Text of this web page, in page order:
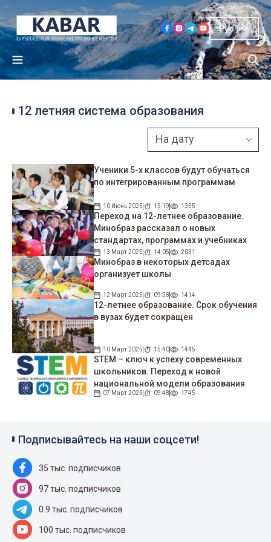
Рус
12 летняя система образования
Ученики 5-х классов будут обучаться
по интегрированным программам
10 Июнь 2025 15:19 1355
Переход на 12-летнее образование.
Минобраз рассказал о новых
стандартах, программах и учебниках
13 Март 2025 14:05 2031
Минобраз в некоторых детсадах
организует школы
12 Март 2025 09:58 1414
12-летнее образование. Срок обучения
в вузах будет сокращен
10 Март 2025 15:40 1445
STEM – ключ к успеху современных
школьников. Переход к новой
национальной модели образования
07 Март 2025 09:48 1745
Подписывайтесь на наши соцсети!
35 тыс. подписчиков
97 тыс. подписчиков
0.9 тыс. подписчиков
100 тыс. подписчиков